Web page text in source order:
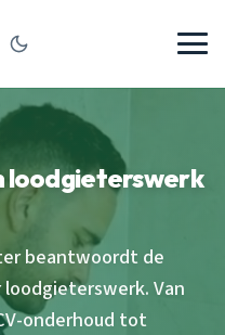
loodgieterswerk
beantwoordt de
Van
onderhoud tot